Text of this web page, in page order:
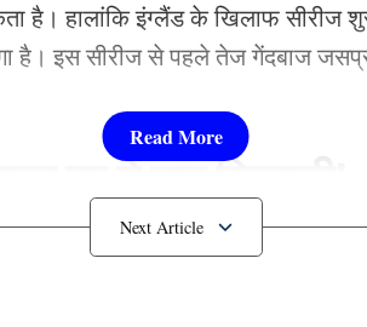
है। हालांकि इंग्लैंड के खिलाफ सीरीज
है। इस सीरीज से पहले तेज गेंदबाज
हुए ये चार खिलाड़ी!